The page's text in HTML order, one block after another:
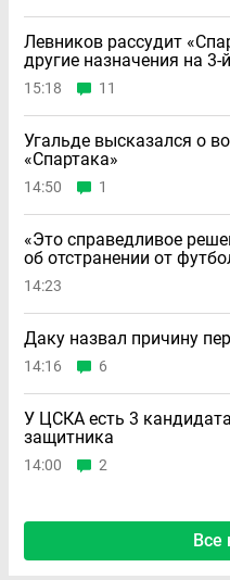
Левников рассудит
другие назначения на 3-
15:18 11
Угальде высказался о
«Спартака»
14:50 1
«Это справедливое
об отстранении от
14:23
Даку назвал причину
14:16 6
У ЦСКА есть 3
защитника
14:00 2
Все